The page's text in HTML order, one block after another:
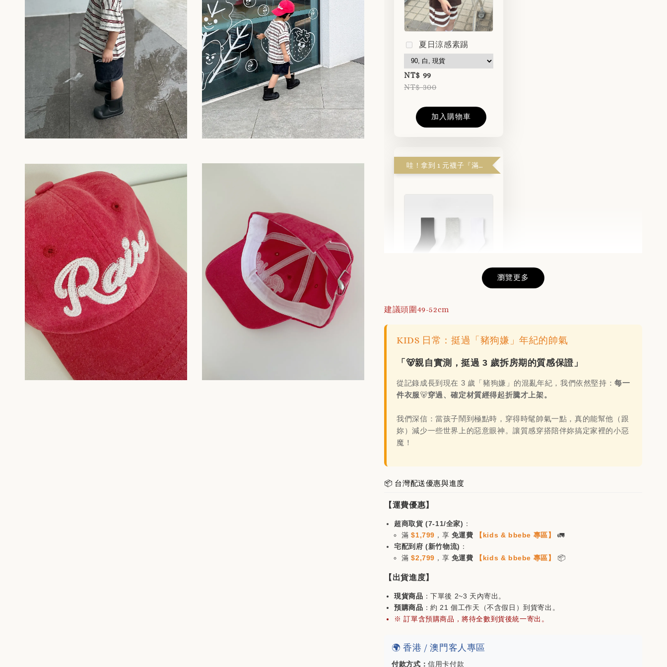
夏日涼感素踢
NT$ 99
NT$ 300
加入購物車
哇！拿到 1 元襪子『滿$1599解鎖』
色/組)
NT$ 1
- +
加入購物車
日韓品牌輕鬆入袋，買🐻商品立減$200
mont-bell方格紋五
分割帽(購買🐻家任
一商品即可折價
$200)
- +
mont-bell配色五分
瀏覽更多
建議頭圍49-52cm
KIDS 日常：挺過「豬狗嫌」年紀的帥氣
「🐻親自實測，挺過 3 歲拆房期的質感保證」
從記錄成長到現在 3 歲「豬狗嫌」的混亂年紀，我們依然堅持：每一
件衣服🐻穿過、確定材質經得起折騰才上架。
我們深信：當孩子鬧到極點時，穿得時髦帥氣一點，真的能幫他（跟
妳）減少一些世界上的惡意眼神。讓質感穿搭陪伴妳搞定家裡的小惡
魔！
📦 台灣配送優惠與進度
【運費優惠】
超商取貨 (7-11/全家) ：
滿$1,799 ，享 免運費 【kids & bbebe 專區】
🚛
宅配到府 (新竹物流) ：
滿$2,799 ，享 免運費 【kids & bbebe 專區】 📦
【出貨進度】
現貨商品 ：下單後 2~3 天內寄出。
預購商品 ：約 21 個工作天（不含假日）到貨寄出。
※ 訂單含預購商品，將待全數到貨後統一寄出。
🌍 香港 / 澳門客人專區
付款方式：信用卡付款